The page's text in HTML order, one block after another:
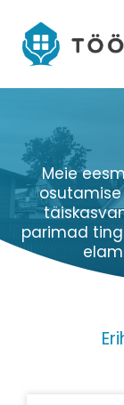
content
Meie
osutamise
parimad